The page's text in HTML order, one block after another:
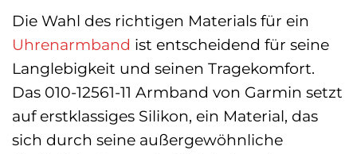
Die Wahl des richtigen Materials für ein
Uhrenarmband ist entscheidend für seine
Langlebigkeit und seinen Tragekomfort.
Das 010-12561-11 Armband von Garmin setzt
auf erstklassiges Silikon, ein Material, das
sich durch seine außergewöhnliche